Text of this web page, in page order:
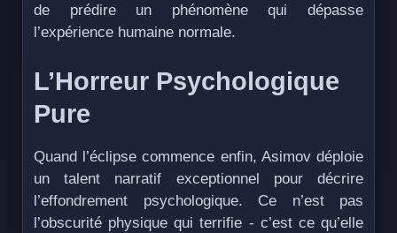
de prédire un phénomène qui dépasse
l’expérience humaine normale.
L’Horreur Psychologique
Pure
Quand l’éclipse commence enfin, Asimov déploie
un talent narratif exceptionnel pour décrire
l’effondrement psychologique. Ce n’est pas
l’obscurité physique qui terrifie - c’est ce qu’elle